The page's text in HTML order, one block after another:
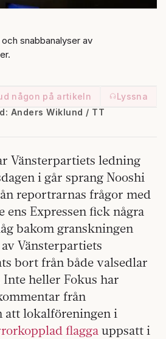
snabbanalyser av
någon på artikeln
Lyssna
Anders Wiklund / TT
Vänsterpartiets ledning
i går sprang Nooshi
reportrarnas frågor med
Expressen fick några
bakom granskningen
Vänsterpartiets
bort från både valsedlar
heller Fokus har
från
att lokalföreningen i
flagga uppsatt i